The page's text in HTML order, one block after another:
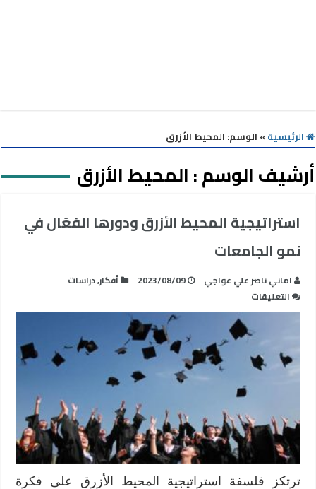
الرئيسية» الوسم: المحيط الأزرق
أرشيف الوسم :المحيط الأزرق
استراتيجية المحيط الأزرق ودورها الفعَال في
نمو الجامعات
اماني ناصر علي عواجي 2023/08/09 أفكار,دراسات
التعليقات
استراتيجية
المحيط
الأزرق
ودورها
في
الجامعات
مغلقة
ترتكز فلسفة استراتيجية المحيط الأزرق على فكرة